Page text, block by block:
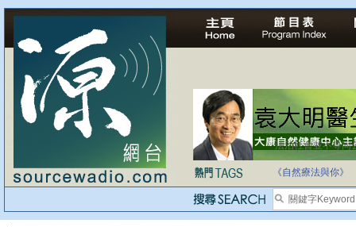
法治社會並不等同
《自然療法與你》